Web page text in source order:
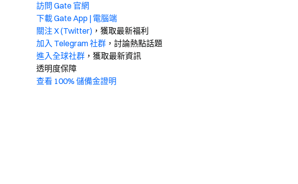
訪問 Gate 官網
下載 Gate App | 電腦端
關注 X (Twitter) ，獲取最新福利
加入 Telegram 社群 ，討論熱點話題
進入全球社群 ，獲取最新資訊
透明度保障
查看 100% 儲備金證明